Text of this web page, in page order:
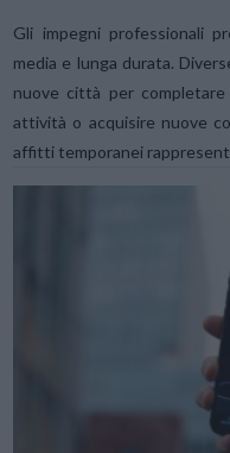
Gli impegni professionali
media e lunga durata.
nuove città per
attività o acquisire nuove
affitti temporanei